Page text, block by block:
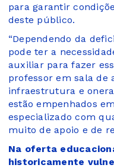
para garantir
deste público.
“Dependendo da
pode ter a
auxiliar para fazer
professor em sala de
infraestrutura e
estão empenhados
especializado com
muito de apoio e de
Na oferta
historicamente